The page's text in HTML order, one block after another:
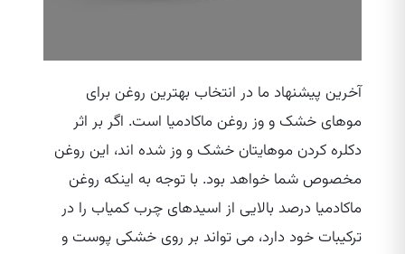
آخرین پیشنهاد ما در انتخاب بهترین روغن برای
موهای خشک و وز روغن ماکادمیا است. اگر بر اثر
دکلره کردن موهایتان خشک و وز شده‌ اند، این روغن
مخصوص شما خواهد بود. با توجه به اینکه روغن
ماکادمیا درصد بالایی از اسیدهای چرب کمیاب را در
ترکیبات خود دارد، می‌ تواند بر روی خشکی پوست و